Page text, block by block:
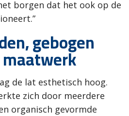
borgen dat het ook op de
gebogen
de lat esthetisch hoog.
zich door meerdere
organisch gevormde